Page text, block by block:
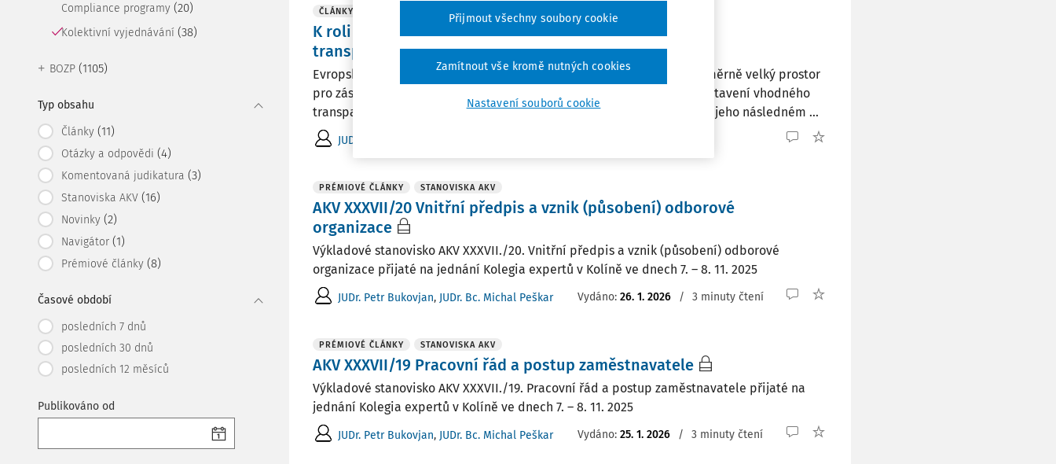
Compliance programy (20)
Kolektivní vyjednávání (38)
BOZP (1105)
Typ obsahu
Články (11)
Otázky a odpovědi (4)
Komentovaná judikatura (3)
Stanoviska AKV (16)
Novinky (2)
Navigátor (1)
Prémiové články (8)
Časové období
posledních 7 dnů
posledních 30 dnů
posledních 12 měsíců
Publikováno od
ČLÁNKY
K roli a možnostem zástupců zaměstnanců v nastavení
transparentního a rovného odměňování
Evropská směrnice o transparentním a rovném odměňování skýtá poměrně velký prostor
pro zástupce zaměstnanců ohledně možnosti jejich participace na nastavení vhodného
transparentního systému rovného odměňování u zaměstnavatele a na jeho následném ...
JUDr. Jan Vácha Ph.D.
PRÉMIOVÉ ČLÁNKY STANOVISKA AKV
AKV XXXVII/20 Vnitřní předpis a vznik (působení) odborové
organizace
Výkladové stanovisko AKV XXXVII./20. Vnitřní předpis a vznik (působení) odborové
organizace přijaté na jednání Kolegia expertů v Kolíně ve dnech 7. – 8. 11. 2025
JUDr. Petr Bukovjan, JUDr. Bc. Michal Peškar Vydáno: 26. 1. 2026 / 3 minuty čtení
PRÉMIOVÉ ČLÁNKY STANOVISKA AKV
AKV XXXVII/19 Pracovní řád a postup zaměstnavatele
Výkladové stanovisko AKV XXXVII./19. Pracovní řád a postup zaměstnavatele přijaté na
jednání Kolegia expertů v Kolíně ve dnech 7. – 8. 11. 2025
JUDr. Petr Bukovjan, JUDr. Bc. Michal Peškar Vydáno: 25. 1. 2026 / 3 minuty čtení
Nastavení souborů cookie
Zamítnout vše kromě nutných cookies
Přijmout všechny soubory cookie